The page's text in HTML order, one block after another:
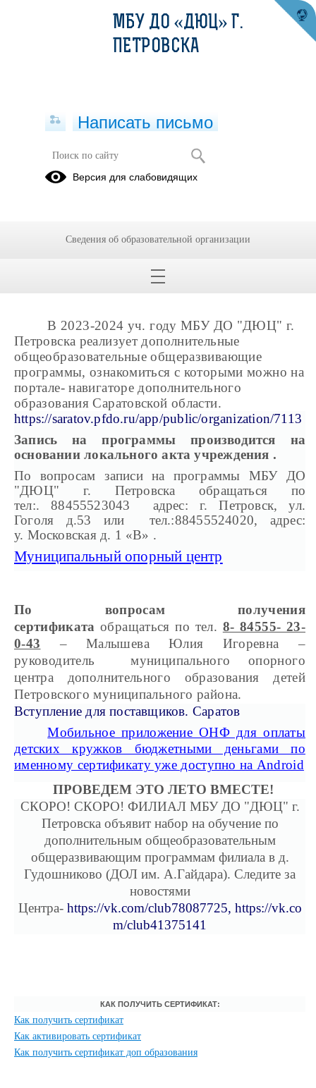
ПФДО. Сертификат дополнительного
образования. МУНИЦИПАЛЬНЫЙ
Соц. заказ.
В 2023-2024 уч. году МБУ ДО "ДЮЦ" г.
Петровска реализует дополнительные
общеобразовательные общеразвивающие
программы, ознакомиться с которыми можно на
портале- навигаторе дополнительного
образования Саратовской области.
https://saratov.pfdo.ru/app/public/organization/7113
Запись на программы производится на
основании локального акта учреждения .
По вопросам записи на программы МБУ ДО
"ДЮЦ" г. Петровска обращаться по
тел:. 88455523043 адрес: г. Петровск, ул.
Гоголя д.53 или тел.:88455524020, адрес:
у. Московская д. 1 «В» .
Муниципальный опорный центр
По вопросам получения
сертификата обращаться по тел. 8- 84555- 23-
0-43 – Малышева Юлия Игоревна –
руководитель муниципального опорного
центра дополнительного образования детей
Петровского муниципального района.
Вступление для поставщиков. Саратов
Мобильное приложение ОНФ для оплаты
детских кружков бюджетными деньгами по
именному сертификату уже доступно на Android
ПРОВЕДЕМ ЭТО ЛЕТО ВМЕСТЕ!
СКОРО! СКОРО! ФИЛИАЛ МБУ ДО "ДЮЦ" г.
Петровска объявит набор на обучение по
дополнительным общеобразовательным
общеразвивающим программам филиала в д.
Гудошниково (ДОЛ им. А.Гайдара). Следите за
новостями
Центра- https://vk.com/club78087725, https://vk.co
m/club41375141
КАК ПОЛУЧИТЬ СЕРТИФИКАТ:
Как получить сертификат
Как активировать сертификат
Как получить сертификат доп образования
МБУ ДО «ДЮЦ» Г.
ПЕТРОВСКА
Написать письмо
Версия для слабовидящих
Сведения об образовательной организации